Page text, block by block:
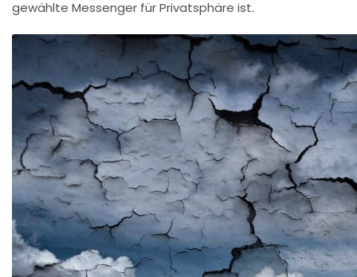
gewählte Messenger für Privatsphäre ist.